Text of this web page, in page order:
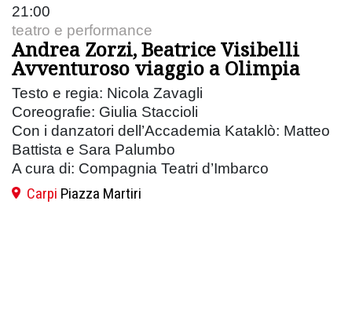
21:00
teatro e performance
Andrea Zorzi, Beatrice Visibelli
Avventuroso viaggio a Olimpia
Testo e regia: Nicola Zavagli
Coreografie: Giulia Staccioli
Con i danzatori dell’Accademia Kataklò: Matteo
Battista e Sara Palumbo
A cura di: Compagnia Teatri d’Imbarco
Carpi Piazza Martiri